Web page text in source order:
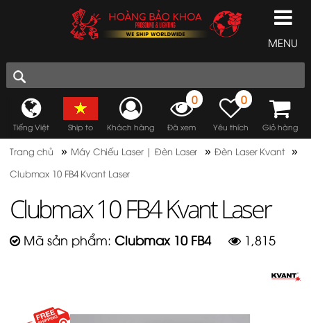
MENU
Tiếng Việt Ship to Khách hàng
0
Đã xem
0
Yêu thích Giỏ hàng
Trang chủ » Máy Chiếu Laser | Đèn Laser »Đèn Laser Kvant »
Clubmax 10 FB4 Kvant Laser
Clubmax 10 FB4 Kvant Laser
Mã sản phẩm: Clubmax 10 FB4 1,815